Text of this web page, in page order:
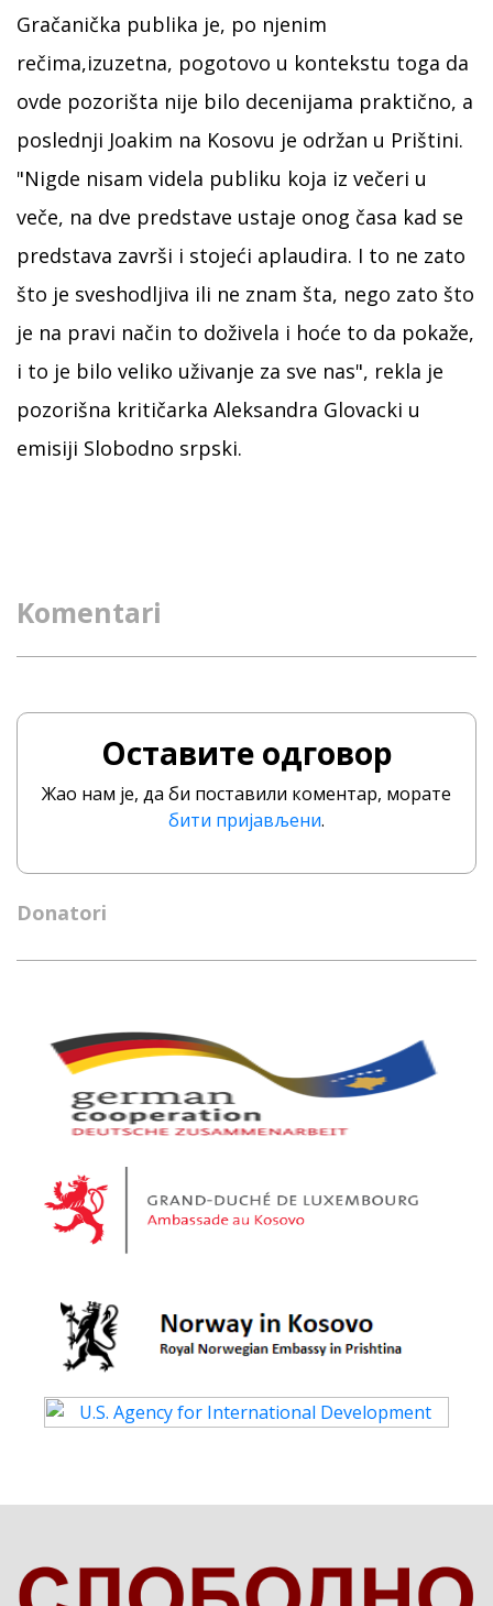
Gračanička publika je, po njenim
rečima,izuzetna, pogotovo u kontekstu toga da
ovde pozorišta nije bilo decenijama praktično, a
poslednji Joakim na Kosovu je održan u Prištini.
"Nigde nisam videla publiku koja iz večeri u
veče, na dve predstave ustaje onog časa kad se
predstava završi i stojeći aplaudira. I to ne zato
što je sveshodljiva ili ne znam šta, nego zato što
je na pravi način to doživela i hoće to da pokaže,
i to je bilo veliko uživanje za sve nas", rekla je
pozorišna kritičarka Aleksandra Glovacki u
emisiji Slobodno srpski.
Komentari
Оставите одговор
Жао нам је, да би поставили коментар, морате
бити пријављени.
Donatori